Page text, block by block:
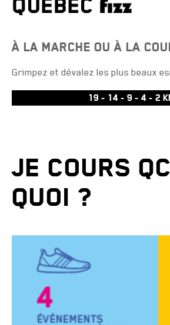
À LA MARCHE OU À LA
Grimpez et dévalez les plus beaux
19 - 14 - 9 - 4 - 2
JE COURS
QUOI ?